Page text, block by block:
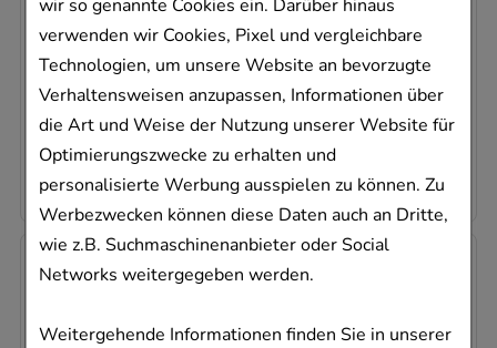
wir so genannte Cookies ein. Darüber hinaus
verwenden wir Cookies, Pixel und vergleichbare
Technologien, um unsere Website an bevorzugte
Verhaltensweisen anzupassen, Informationen über
die Art und Weise der Nutzung unserer Website für
Optimierungszwecke zu erhalten und
personalisierte Werbung ausspielen zu können. Zu
Werbezwecken können diese Daten auch an Dritte,
wie z.B. Suchmaschinenanbieter oder Social
Networks weitergegeben werden.
Weitergehende Informationen finden Sie in unserer
Nasenspray
20196123
Sofort lieferbar
5,50 €¹
AVP 10,61 €²
550,00 €pro 1 l